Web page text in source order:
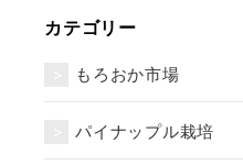
カテゴリー
もろおか市場
パイナップル栽培